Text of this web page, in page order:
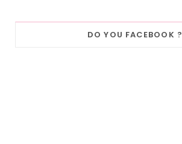
DO YOU FACEBOOK ?